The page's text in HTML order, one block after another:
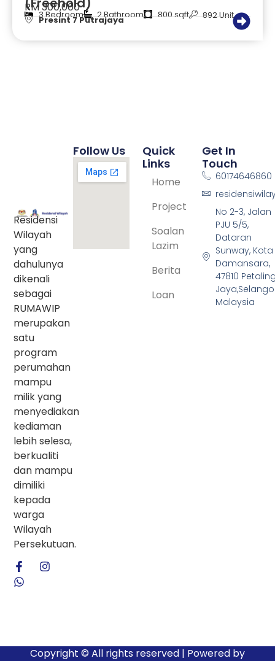
RM 300,000
3 Bedroom 2 Bathroom 800 sqft 892 Unit
Presint 7 Putrajaya
Residensi
Wilayah
yang
dahulunya
dikenali
sebagai
RUMAWIP
merupakan
satu
program
perumahan
mampu
milik yang
menyediakan
kediaman
lebih selesa,
berkualiti
dan mampu
dimiliki
kepada
warga
Wilayah
Persekutuan.
Quick
Links
Home
Project
Soalan
Lazim
Berita
Loan
Get In
Touch
60174646860
No 2-3, Jalan
PJU 5/5,
Dataran
Sunway, Kota
Damansara,
47810
Malaysia
Follow Us
Copyright © All rights reserved | Powered by